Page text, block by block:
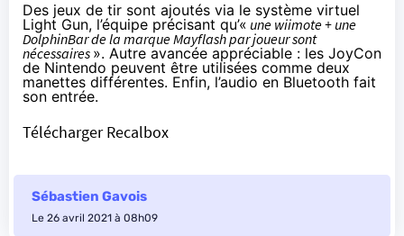
Des jeux de tir sont ajoutés via le système virtuel
Light Gun, l’équipe précisant qu’« une wiimote + une
DolphinBar de la marque Mayflash par joueur sont
nécessaires ». Autre avancée appréciable : les JoyCon
de Nintendo peuvent être utilisées comme deux
manettes différentes. Enfin, l’audio en Bluetooth fait
son entrée.
Télécharger Recalbox
Sébastien Gavois
Le 26 avril 2021 à 08h09